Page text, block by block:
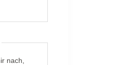
nach,